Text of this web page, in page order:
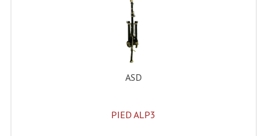
Diamants
Pieds D'enceintes
Amplificateurs Multi-Canaux
ASD
PIED ALP3